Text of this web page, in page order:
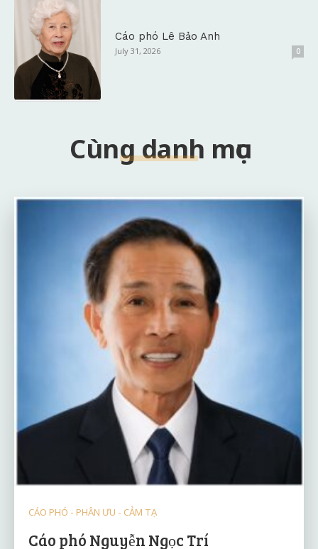
Cáo phó Lê Bảo Anh
July 31, 2026 0
Cùng danh mục
CÁO PHÓ - PHÂN ƯU - CẢM TẠ
Cáo phó Nguyễn Ngọc Trí